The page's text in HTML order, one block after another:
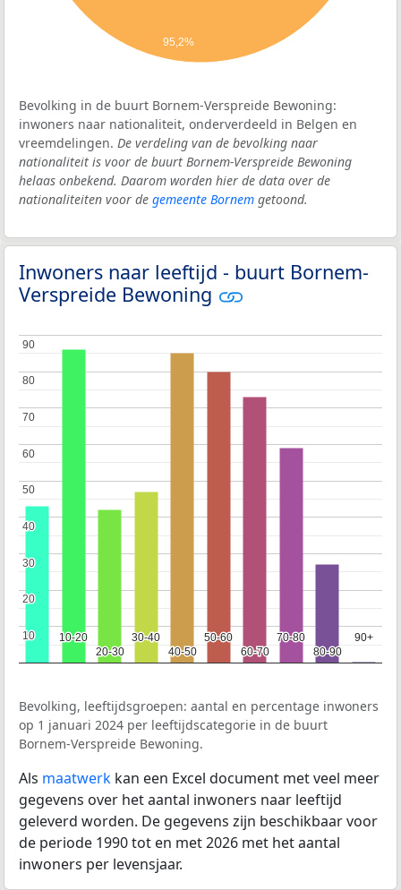
95,2%
Bevolking in de buurt Bornem-Verspreide Bewoning:
inwoners naar nationaliteit, onderverdeeld in Belgen en
vreemdelingen. De verdeling van de bevolking naar
nationaliteit is voor de buurt Bornem-Verspreide Bewoning
helaas onbekend. Daarom worden hier de data over de
nationaliteiten voor de gemeente Bornem getoond.
Inwoners naar leeftijd - buurt Bornem-
Verspreide Bewoning
10-20
10-20
20-30
20-30
30-40
30-40
40-50
40-50
50-60
50-60
60-70
60-70
70-80
70-80
80-90
80-90
90+
90+
10
10
20
20
30
30
40
40
50
50
60
60
70
70
80
80
90
90
Bevolking, leeftijdsgroepen: aantal en percentage inwoners
op 1 januari 2024 per leeftijdscategorie in de buurt
Bornem-Verspreide Bewoning.
Als maatwerk kan een Excel document met veel meer
gegevens over het aantal inwoners naar leeftijd
geleverd worden. De gegevens zijn beschikbaar voor
de periode 1990 tot en met 2026 met het aantal
inwoners per levensjaar.